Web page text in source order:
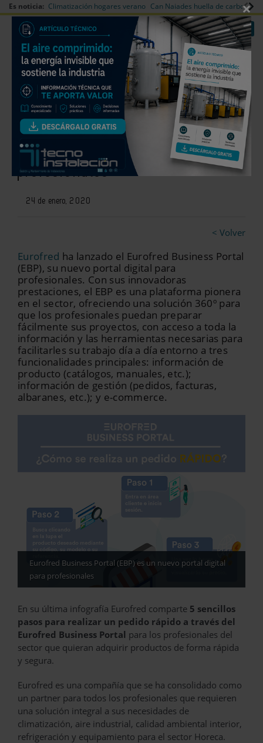
Es noticia: Climatización hogares verano Can Naiades huella de carbono
Redes Sociales Es noticia Login empresas Registro
Eurofred Business Portal facilita
los pedidos rápidos a los
profesionales
24 de enero, 2020
< Volver
Eurofred ha lanzado el Eurofred Business Portal
(EBP), su nuevo portal digital para
profesionales. Con sus innovadoras
prestaciones, el EBP es una plataforma pionera
en el sector, ofreciendo una solución 360º para
que los profesionales puedan preparar
fácilmente sus proyectos, con acceso a toda la
información y las herramientas necesarias para
facilitarles su trabajo día a día entorno a tres
funcionalidades principales: información de
producto (catálogos, manuales, etc.);
información de gestión (pedidos, facturas,
albaranes, etc.); y e-commerce.
Eurofred Business Portal (EBP) es un nuevo portal digital
para profesionales
En su última infografía Eurofred comparte 5 sencillos
pasos para realizar un pedido rápido a través del
Eurofred Business Portal para los profesionales del
sector que quieran adquirir productos de forma rápida
y segura.
Eurofred es una compañía que se ha consolidado como
un partner para todos los profesionales que requieren
una solución integral a sus necesidades de
climatización, aire industrial, calidad ambiental interior,
refrigeración y equipamiento para el sector Horeca.
×